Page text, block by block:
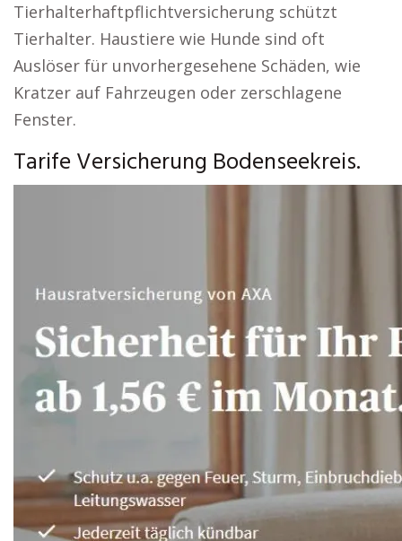
Tierhalterhaftpflichtversicherung schützt
Tierhalter. Haustiere wie Hunde sind oft
Auslöser für unvorhergesehene Schäden, wie
Kratzer auf Fahrzeugen oder zerschlagene
Fenster.
Tarife Versicherung Bodenseekreis.